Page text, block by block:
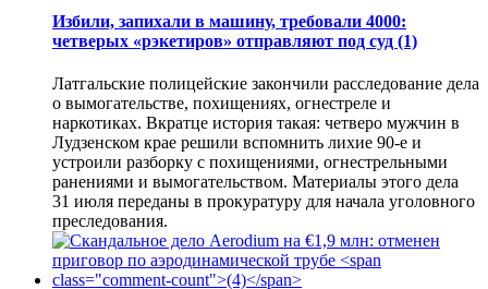
Избили, запихали в машину, требовали 4000:
четверых «рэкетиров» отправляют под суд (1)
Латгальские полицейские закончили расследование дела
о вымогательстве, похищениях, огнестреле и
наркотиках. Вкратце история такая: четверо мужчин в
Лудзенском крае решили вспомнить лихие 90-е и
устроили разборку с похищениями, огнестрельными
ранениями и вымогательством. Материалы этого дела
31 июля переданы в прокуратуру для начала уголовного
преследования.